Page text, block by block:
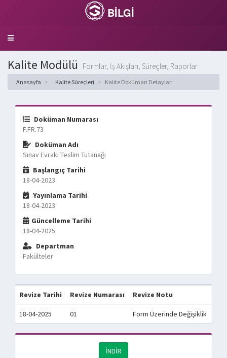
BİLGİ
Toggle
Kalite Modülü Formlar, İş Akışları, Süreçler, Raporlar
Anasayfa Kalite Süreçleri Kalite Doküman Detayları
Doküman Numarası
F.FR.73
Doküman Adı
Sınav Evrakı Teslim Tutanağı
Başlangıç Tarihi
18-04-2023
Yayınlama Tarihi
18-04-2023
Güncelleme Tarihi
18-04-2025
Departman
Fakülteler
Revize Tarihi Revize Numarası Revize Notu
18-04-2025 01 Form Üzerinde Değişiklik
İNDİR